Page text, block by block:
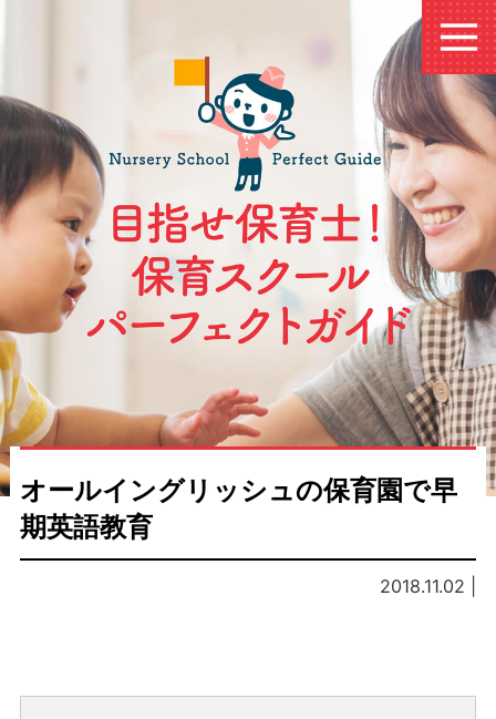
オールイングリッシュの保育園で早
期英語教育
2018.11.02 |